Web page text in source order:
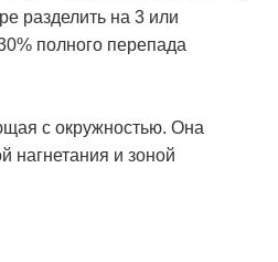
разделить на 3 или
полного перепада
с окружностью. Она
нагнетания и зоной